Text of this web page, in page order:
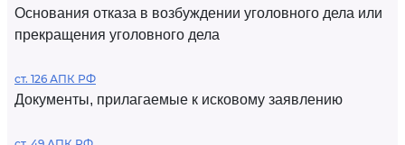
Основания отказа в возбуждении уголовного дела или
прекращения уголовного дела
ст. 126 АПК РФ
Документы, прилагаемые к исковому заявлению